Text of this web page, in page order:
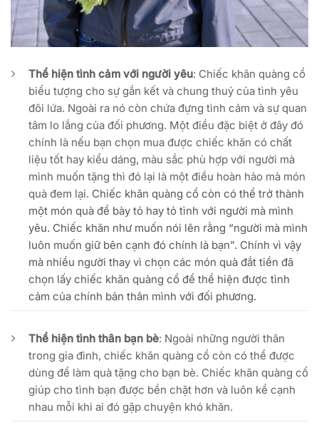
Thể hiện tình cảm với người yêu: Chiếc khăn quàng cổ
biểu tượng cho sự gắn kết và chung thuỷ của tình yêu
đôi lứa. Ngoài ra nó còn chứa đựng tình cảm và sự quan
tâm lo lắng của đối phương. Một điều đặc biệt ở đây đó
chính là nếu bạn chọn mua được chiếc khăn có chất
liệu tốt hay kiểu dáng, màu sắc phù hợp với người mà
mình muốn tặng thì đó lại là một điều hoàn hảo mà món
quà đem lại. Chiếc khăn quàng cổ còn có thể trở thành
một món quà để bày tỏ hay tỏ tình với người mà mình
yêu. Chiếc khăn như muốn nói lên rằng “người mà mình
luôn muốn giữ bên cạnh đó chính là bạn”. Chính vì vậy
mà nhiều người thay vì chọn các món quà đắt tiền đã
chọn lấy chiếc khăn quàng cổ để thể hiện được tình
cảm của chính bản thân mình với đối phương.
Thể hiện tình thân bạn bè: Ngoài những người thân
trong gia đình, chiếc khăn quàng cổ còn có thể được
dùng để làm quà tặng cho bạn bè. Chiếc khăn quàng cổ
giúp cho tình bạn được bền chặt hơn và luôn kề cạnh
nhau mỗi khi ai đó gặp chuyện khó khăn.